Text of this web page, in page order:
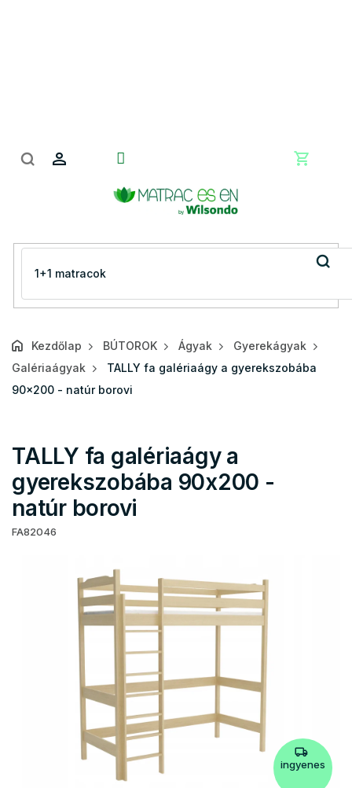
Kosár
Kezdőlap BÚTOROK Ágyak
Gyerekágyak
Galériaágyak
TALLY fa galériaágy a gyerekszobába
90x200 - natúr borovi
TALLY fa galériaágy a
gyerekszobába 90x200 -
natúr borovi
FA82046
ingyenes